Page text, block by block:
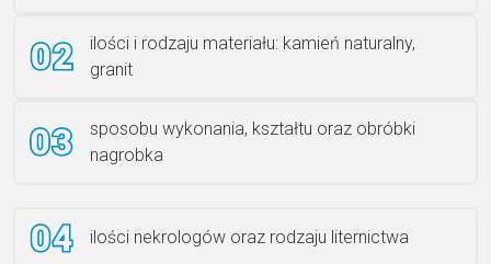
Ławka granitowa LG 12
ilości i rodzaju materiału: kamień naturalny,
granit
sposobu wykonania, kształtu oraz obróbki
nagrobka
ilości nekrologów oraz rodzaju liternictwa